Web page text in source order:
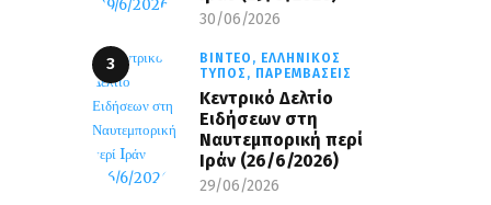
30/06/2026
ΒΊΝΤΕΟ, ΕΛΛΗΝΙΚΌΣ
ΤΎΠΟΣ, ΠΑΡΕΜΒΆΣΕΙΣ
Κεντρικό Δελτίο
Ειδήσεων στη
Ναυτεμπορική περί
Iράν (26/6/2026)
29/06/2026